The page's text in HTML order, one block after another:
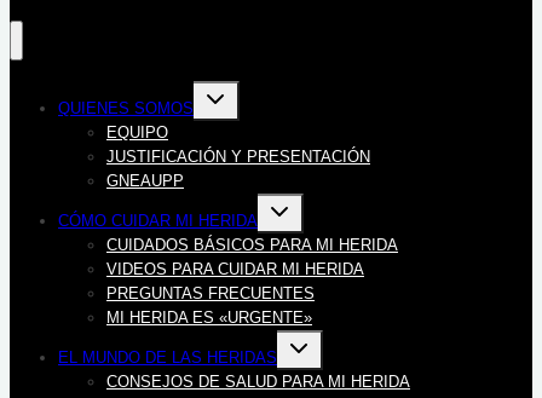
QUIENES SOMOS
Alternar
EQUIPO
JUSTIFICACIÓN Y PRESENTACIÓN
GNEAUPP
CÓMO CUIDAR MI HERIDA
Alternar
hijo
CUIDADOS BÁSICOS PARA MI HERIDA
VIDEOS PARA CUIDAR MI HERIDA
PREGUNTAS FRECUENTES
MI HERIDA ES «URGENTE»
EL MUNDO DE LAS HERIDAS
Alternar
hijo
CONSEJOS DE SALUD PARA MI HERIDA